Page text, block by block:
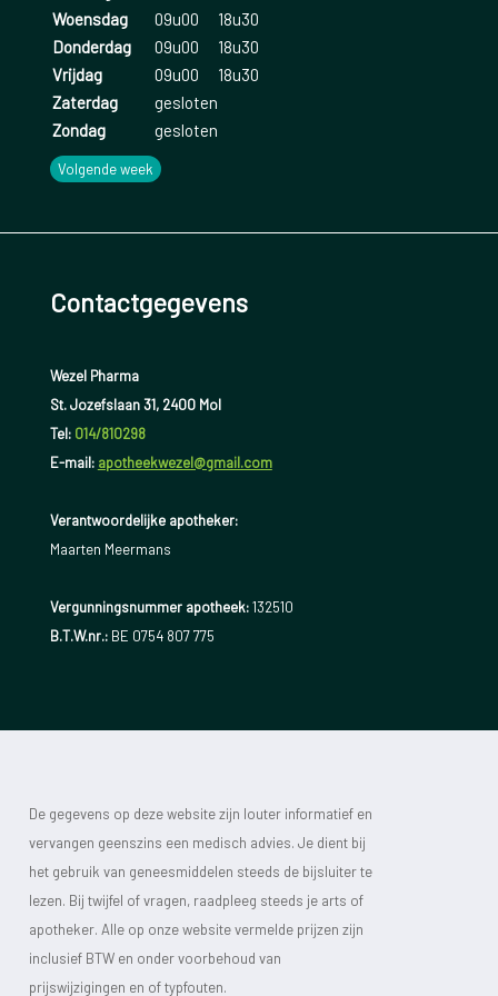
Woensdag
09u00
18u30
Donderdag
09u00
18u30
Vrijdag
09u00
18u30
Zaterdag
gesloten
Zondag
gesloten
Volgende week
Contactgegevens
Wezel Pharma
St. Jozefslaan 31, 2400 Mol
Tel: 014/810298
E-mail: apotheekwezel@gmail.com
Verantwoordelijke apotheker:
Maarten Meermans
Vergunningsnummer apotheek:132510
B.T.W.nr.:BE 0754 807 775
De gegevens op deze website zijn louter informatief en
vervangen geenszins een medisch advies. Je dient bij
het gebruik van geneesmiddelen steeds de bijsluiter te
lezen. Bij twijfel of vragen, raadpleeg steeds je arts of
apotheker. Alle op onze website vermelde prijzen zijn
inclusief BTW en onder voorbehoud van
prijswijzigingen en of typfouten.